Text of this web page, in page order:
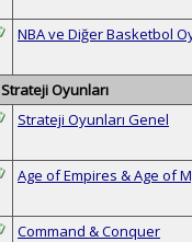
NBA ve Diğer Basketbol
Strateji Oyunları
Strateji Oyunları Genel
Age of Empires & Age of
Command & Conquer